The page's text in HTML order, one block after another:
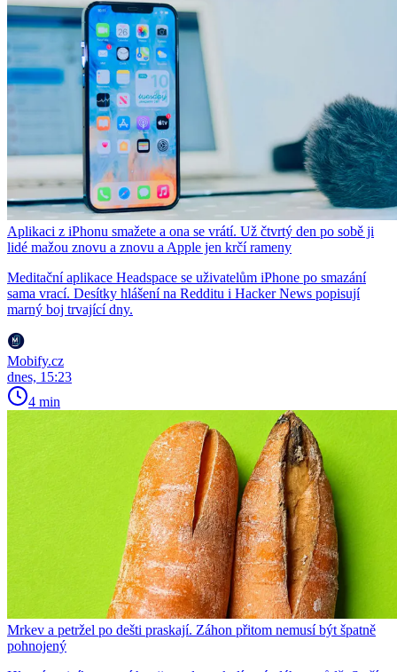
Aplikaci z iPhonu smažete a ona se vrátí. Už čtvrtý den po sobě ji
lidé mažou znovu a znovu a Apple jen krčí rameny
Meditační aplikace Headspace se uživatelům iPhone po smazání
sama vrací. Desítky hlášení na Redditu i Hacker News popisují
marný boj trvající dny.
Mobify.cz
dnes, 15:23
4 min
Mrkev a petržel po dešti praskají. Záhon přitom nemusí být špatně
pohnojený